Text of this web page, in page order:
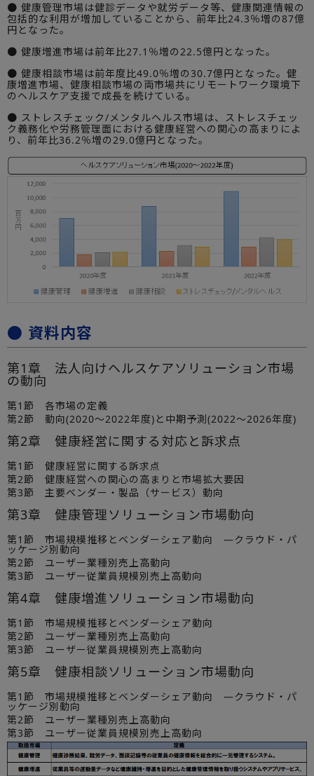
● 健康管理市場は健診データや就労データ等、健康関連情報の
包括的な利用が増加していることから、前年比24.3％増の87億
円となった。
● 健康増進市場は前年比27.1％増の22.5億円となった。
● 健康相談市場は前年度比49.0％増の30.7億円となった。健
康増進市場、健康相談市場の両市場共にリモートワーク環境下
のヘルスケア支援で成長を続けている。
● ストレスチェック/メンタルヘルス市場は、ストレスチェッ
ク義務化や労務管理面における健康経営への関心の高まりによ
り、前年比36.2％増の29.0億円となった。
● 資料内容
第1章 法人向けヘルスケアソリューション市場
の動向
第1節 各市場の定義
第2節 動向(2020～2022年度)と中期予測(2022～2026年度)
第2章 健康経営に関する対応と訴求点
第1節 健康経営に関する訴求点
第2節 健康経営への関心の高まりと市場拡大要因
第3節 主要ベンダー・製品（サービス）動向
第3章 健康管理ソリューション市場動向
第1節 市場規模推移とベンダーシェア動向 ―クラウド・パ
ッケージ別動向
第2節 ユーザー業種別売上高動向
第3節 ユーザー従業員規模別売上高動向
第4章 健康増進ソリューション市場動向
第1節 市場規模推移とベンダーシェア動向
第2節 ユーザー業種別売上高動向
第3節 ユーザー従業員規模別売上高動向
第5章 健康相談ソリューション市場動向
第1節 市場規模推移とベンダーシェア動向 ―クラウド・パ
ッケージ別動向
第2節 ユーザー業種別売上高動向
第3節 ユーザー従業員規模別売上高動向